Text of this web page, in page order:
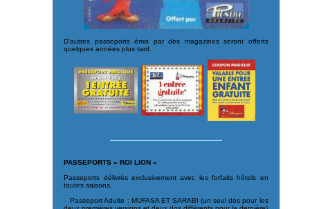
D'autres passeports émis par des magazines seront offerts
quelques années plus tard.
PASSEPORTS « ROI LION »
Passeports délivrés exclusivement avec les forfaits hôtels en
toutes saisons.
Passeport Adulte : MUFASA ET SARABI (un seul dos pour les